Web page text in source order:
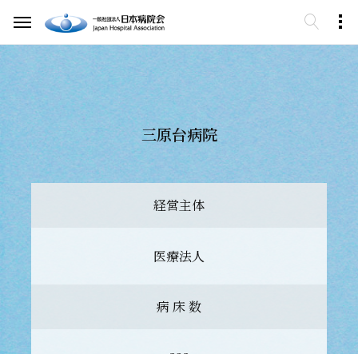
三原台病院
経営主体
医療法人
病 床 数